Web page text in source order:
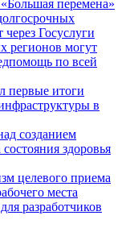
перемена»
Госуслуги
регионов могут
по всей
первые итоги
в
созданием
здоровья
целевого приема
места
разработчиков